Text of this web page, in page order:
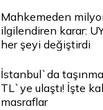
Mahkemeden
ilgilendiren karar:
her şeyi değiştirdi
İstanbul`da
TL`ye ulaştı! İşte
masraflar